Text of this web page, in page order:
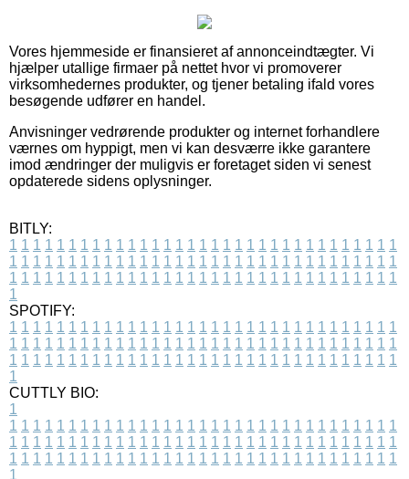
Vores hjemmeside er finansieret af annonceindtægter. Vi
hjælper utallige firmaer på nettet hvor vi promoverer
virksomhedernes produkter, og tjener betaling ifald vores
besøgende udfører en handel.
Anvisninger vedrørende produkter og internet forhandlere
værnes om hyppigt, men vi kan desværre ikke garantere
imod ændringer der muligvis er foretaget siden vi senest
opdaterede sidens oplysninger.
BITLY:
1 1 1 1 1 1 1 1 1 1 1 1 1 1 1 1 1 1 1 1 1 1 1 1 1 1 1 1 1 1 1 1 1
1 1 1 1 1 1 1 1 1 1 1 1 1 1 1 1 1 1 1 1 1 1 1 1 1 1 1 1 1 1 1 1 1
1 1 1 1 1 1 1 1 1 1 1 1 1 1 1 1 1 1 1 1 1 1 1 1 1 1 1 1 1 1 1 1 1
1
SPOTIFY:
1 1 1 1 1 1 1 1 1 1 1 1 1 1 1 1 1 1 1 1 1 1 1 1 1 1 1 1 1 1 1 1 1
1 1 1 1 1 1 1 1 1 1 1 1 1 1 1 1 1 1 1 1 1 1 1 1 1 1 1 1 1 1 1 1 1
1 1 1 1 1 1 1 1 1 1 1 1 1 1 1 1 1 1 1 1 1 1 1 1 1 1 1 1 1 1 1 1 1
1
CUTTLY BIO:
1
1 1 1 1 1 1 1 1 1 1 1 1 1 1 1 1 1 1 1 1 1 1 1 1 1 1 1 1 1 1 1 1 1
1 1 1 1 1 1 1 1 1 1 1 1 1 1 1 1 1 1 1 1 1 1 1 1 1 1 1 1 1 1 1 1 1
1 1 1 1 1 1 1 1 1 1 1 1 1 1 1 1 1 1 1 1 1 1 1 1 1 1 1 1 1 1 1 1 1
1